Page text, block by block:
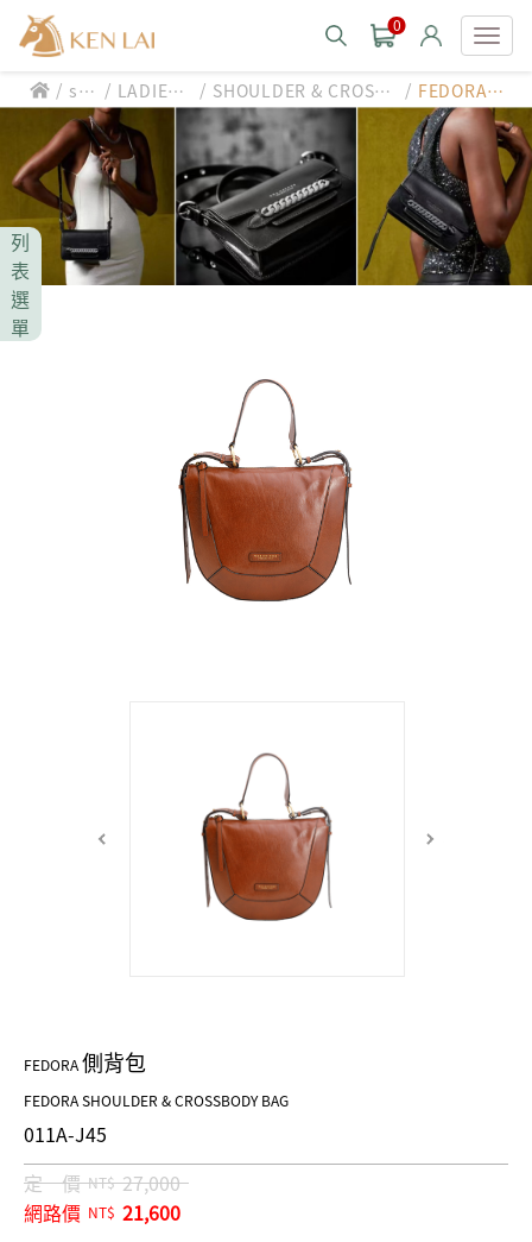
0
款式分類 style
男士包款 MEN'S BAG
男士夾款 MEN'S WALLET
男士皮帶 MEN'S BELT
中性商品 UNISEX BAG/SLG
皮革保養 LEATHER CARE
CHIARUGI
男士包款 MEN'S BAG
男士夾款 MEN'S WALLET
男士皮帶 MEN'S BELT
女士夾款 LADIES' WALLET
中性商品 UNISEX BAG/SLG
CUMAR
女士夾款 LADIES' WALLET
中性商品 UNISEX BAG/SLG
Roberta di Camerino
男士夾款 MEN'S WALLET
男士皮帶 MEN'S BELT
女士包款 LADIES' BAG
女士夾款 LADIES' WALLET
中性商品 UNISEX BAG/SLG
男士夾款 MEN'S WALLET
男士皮帶 MEN'S BELT
女士包款 LADIES' BAG
期間限定 limited edition
珍藏 THE BRIDGE (TB SPECIAL)
男士包款 MEN'S BAG
男士夾款 MEN'S WALLET
中性商品 UNISEX BAG/SLG
/ sty
le
/ LADIES'
BAG
/ SHOULDER & CROSSB
ODY BAG
/ FEDORA/
側背包
列
表
選
單
FEDORA側背包
FEDORA SHOULDER & CROSSBODY BAG
011A-J45
定 價 NT$ 27,000
網路價 NT$ 21,600